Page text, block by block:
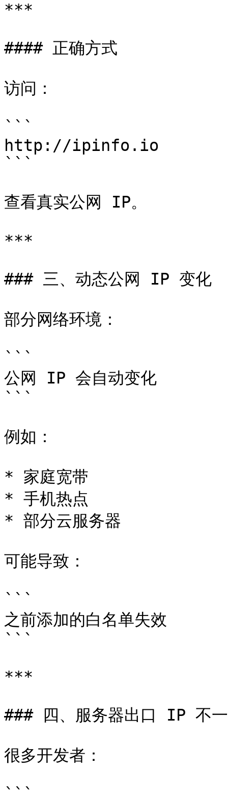
***
#### 正确方式
访问：
```
http://ipinfo.io
```
查看真实公网 IP。
***
### 三、动态公网 IP 变化
部分网络环境：
```
公网 IP 会自动变化
```
例如：
* 家庭宽带
* 手机热点
* 部分云服务器
可能导致：
```
之前添加的白名单失效
```
***
### 四、服务器出口 IP 不
很多开发者：